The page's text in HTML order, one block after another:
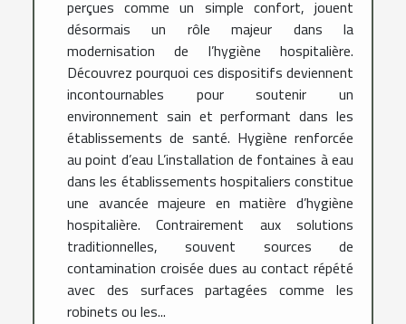
perçues comme un simple confort, jouent
désormais un rôle majeur dans la
modernisation de l’hygiène hospitalière.
Découvrez pourquoi ces dispositifs deviennent
incontournables pour soutenir un
environnement sain et performant dans les
établissements de santé. Hygiène renforcée
au point d’eau L’installation de fontaines à eau
dans les établissements hospitaliers constitue
une avancée majeure en matière d’hygiène
hospitalière. Contrairement aux solutions
traditionnelles, souvent sources de
contamination croisée dues au contact répété
avec des surfaces partagées comme les
robinets ou les...